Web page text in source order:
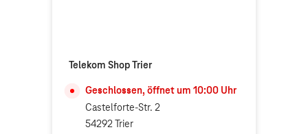
Telekom Shop Trier
Geschlossen, öffnet um 10:00 Uhr
Castelforte-Str. 2
54292 Trier